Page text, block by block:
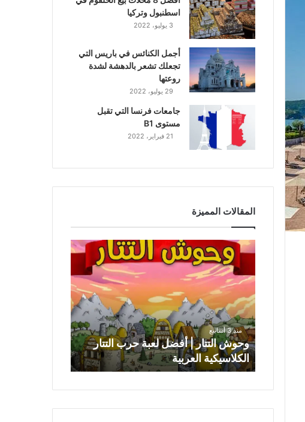
اسطنبول وتركيا
3 يوليو، 2022
أجمل الكنائس في باريس التي
تجعلك تشعر بالدهشة لشدة
روعتها
29 يوليو، 2022
جامعات فرنسا التي تقبل
مستوى B1
21 فبراير، 2022
المقالات المميزة
وحوش
أفضل
لعبة
حرب
التتار
الكلاسيكية
العربية
منذ 3 أسابيع
وحوش التتار | أفضل لعبة حرب التتار
الكلاسيكية العربية